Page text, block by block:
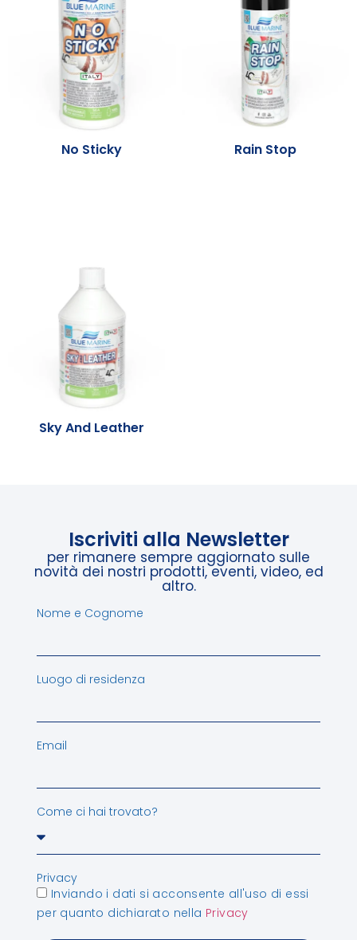
No Sticky Rain Stop
Sky And Leather
Iscriviti alla Newsletter
per rimanere sempre aggiornato sulle
novità dei nostri prodotti, eventi, video, ed
altro.
Nome e Cognome
Luogo di residenza
Email
Come ci hai trovato?
Privacy
Inviando i dati si acconsente all'uso di essi
per quanto dichiarato nella Privacy